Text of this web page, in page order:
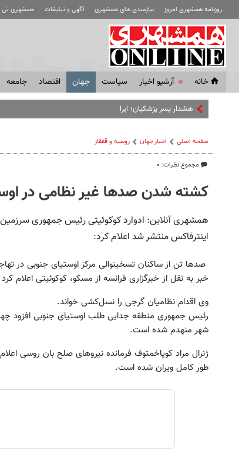
روزنامه همشهری امروز نیازمندی های همشهری آگهی و تبلیغات همشهری تی
خانه آرشیو اخبار سياست جهان اقتصاد جامعه
هشدار پسر پزشکیان؛ ایران شکست می‌خور
صفحه اصلی اخبار جهان روسیه‌ و قفقاز
مجموع نظرات: ۰
کشته شدن صدها غیر نظامی در
همشهری آنلاین: ادوارد کوکوئیتی رئیس جمهوری
اینترفاکس منتشر شد اعلام کرد:
صدها تن از ساکنان تسخینوالی مرکز اوستیای جنوبی در
خبر به نقل از خبرگزاری فرانسه از مسکو، کوکوئیتی
وی اقدام نظامیان گرجی را نسل‌کشی خواند.
رئیس جمهوری منطقه جدایی طلب اوستیای جنوبی افزود
شهر منهدم شده است.
ژنرال مراد کوپاخمتوف فرمانده نیروهای صلح بان روسی
طور کامل ویران شده است.
از PS5 تا آیفون17 و بیت کوین برنده شو 🔥